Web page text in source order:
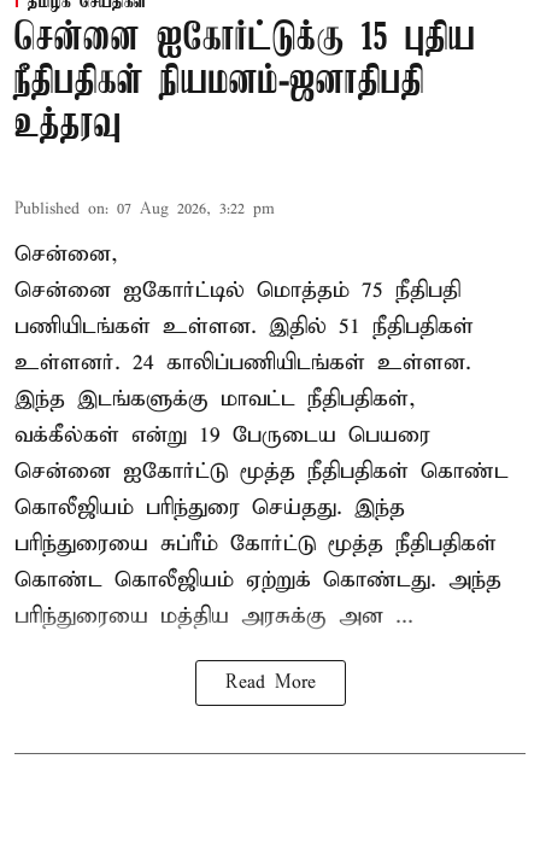
சென்னை ஐகோர்ட்டுக்கு 15 புதிய
நீதிபதிகள் நியமனம்-ஜனாதிபதி
உத்தரவு
Published on: 07 Aug 2026, 3:22 pm
சென்னை,
சென்னை ஐகோர்ட்டில் மொத்தம் 75 நீதிபதி
பணியிடங்கள் உள்ளன. இதில் 51 நீதிபதிகள்
உள்ளனர். 24 காலிப்பணியிடங்கள் உள்ளன.
இந்த இடங்களுக்கு மாவட்ட நீதிபதிகள்,
வக்கீல்கள் என்று 19 பேருடைய பெயரை
சென்னை ஐகோர்ட்டு மூத்த நீதிபதிகள் கொண்ட
கொலீஜியம் பரிந்துரை செய்தது. இந்த
பரிந்துரையை சுப்ரீம் கோர்ட்டு மூத்த நீதிபதிகள்
கொண்ட கொலீஜியம் ஏற்றுக் கொண்டது. அந்த
பரிந்துரையை மத்திய அரசுக்கு அன ...
Read More